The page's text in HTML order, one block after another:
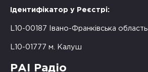
Ідентифікатор у Реєстрі:
L10-00187 Івано-Франківська область
L10-01777 м. Калуш
РАІ Радіо